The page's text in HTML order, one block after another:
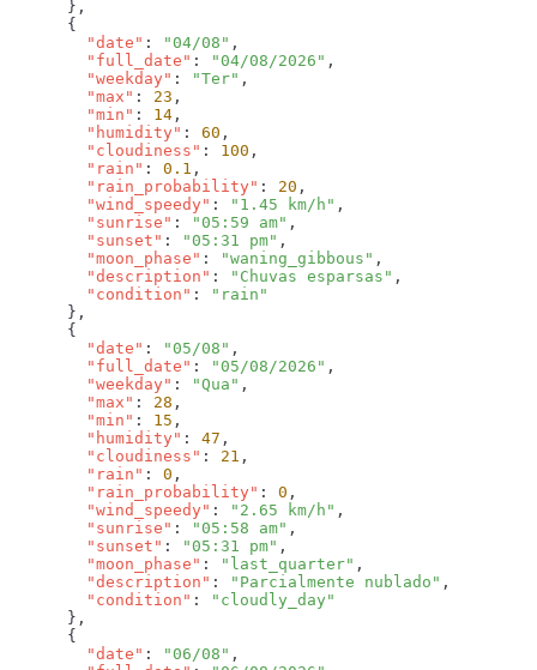
        "date"
: "04/08"
        "full_date"
: "04/08/2026"
        "weekday"
: "Ter"
        "max"
: 23
        "min"
: 14
        "humidity"
: 60
        "cloudiness"
: 100
        "rain"
: 0.1
        "rain_probability"
: 20
        "wind_speedy"
: "1.45 km/h"
        "sunrise"
: "05:59 am"
        "sunset"
: "05:31 pm"
        "moon_phase"
: "waning_gibbous"
        "description"
: "Chuvas esparsas"
        "condition"
:
        "date"
: "05/08"
        "full_date"
: "05/08/2026"
        "weekday"
: "Qua"
        "max"
: 28
        "min"
: 15
        "humidity"
: 47
        "cloudiness"
: 21
        "rain"
: 0
        "rain_probability"
: 0
        "wind_speedy"
: "2.65 km/h"
        "sunrise"
: "05:58 am"
        "sunset"
: "05:31 pm"
        "moon_phase"
: "last_quarter"
        "description"
: "Parcialmente nublado"
        "condition"
:
        "date"
: "06/08"